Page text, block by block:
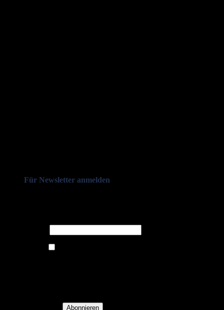
Für Newsletter anmelden